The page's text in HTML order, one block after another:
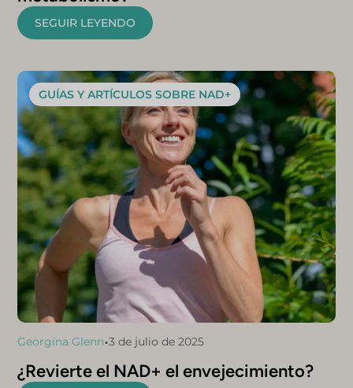
SEGUIR LEYENDO
GUÍAS Y ARTÍCULOS SOBRE NAD+
Georgina Glenn•3 de julio de 2025
¿Revierte el NAD+ el envejecimiento?